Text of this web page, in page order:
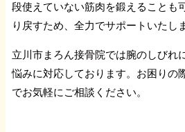
段使えていない筋肉を鍛えることも
り戻すため、全力でサポートいたし
立川市まろん接骨院では腕のしびれ
悩みに対応しております。お困りの
でお気軽にご相談ください。